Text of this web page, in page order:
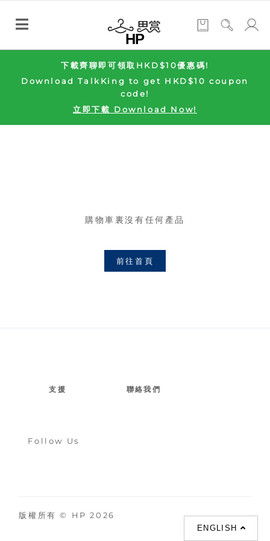
HP
ENGLISH
下載齊聊即可領取HKD$10優惠碼!
Download TalkKing to get HKD$10 coupon
code!
立即下載 Download Now!
購物車裏沒有任何產品
前往首頁
支援 聯絡我們
Follow Us
版權所有 © HP 2026